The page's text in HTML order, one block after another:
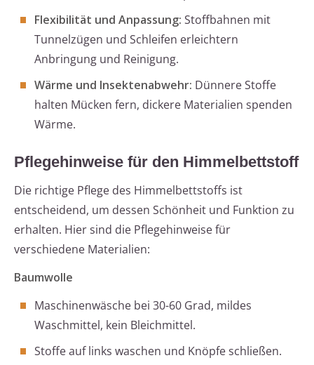
Flexibilität und Anpassung: Stoffbahnen mit
Tunnelzügen und Schleifen erleichtern
Anbringung und Reinigung.
Wärme und Insektenabwehr: Dünnere Stoffe
halten Mücken fern, dickere Materialien spenden
Wärme.
Pflegehinweise für den Himmelbettstoff
Die richtige Pflege des Himmelbettstoffs ist
entscheidend, um dessen Schönheit und Funktion zu
erhalten. Hier sind die Pflegehinweise für
verschiedene Materialien:
Baumwolle
Maschinenwäsche bei 30-60 Grad, mildes
Waschmittel, kein Bleichmittel.
Stoffe auf links waschen und Knöpfe schließen.